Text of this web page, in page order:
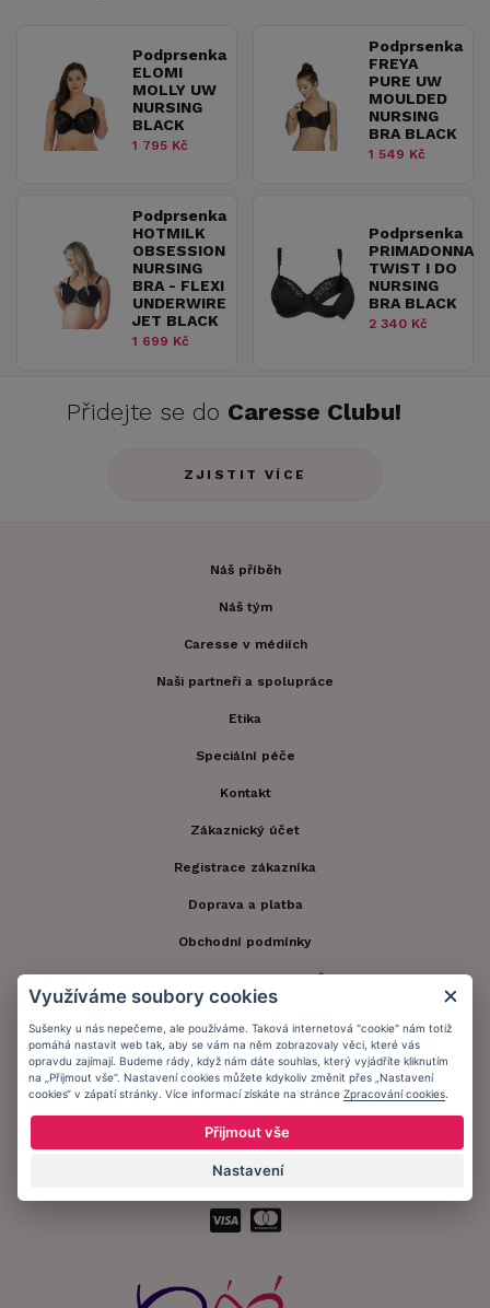
Podprsenka
ELOMI
MOLLY UW
NURSING
BLACK
1 795 Kč
Podprsenka
FREYA
PURE UW
MOULDED
NURSING
BRA BLACK
1 549 Kč
Podprsenka
HOTMILK
OBSESSION
NURSING
BRA - FLEXI
UNDERWIRE
JET BLACK
1 699 Kč
Podprsenka
PRIMADONNA
TWIST I DO
NURSING
BRA BLACK
2 340 Kč
Přidejte se do Caresse Clubu!
ZJISTIT VÍCE
Náš příběh
Náš tým
Caresse v médiích
Naši partneři a spolupráce
Etika
Speciální péče
Kontakt
Zákaznický účet
Registrace zákazníka
Doprava a platba
Obchodní podmínky
Ochrana osobních údajů
Zůstaňte s námi v kontaktu.
Přijímáme platby:
Využíváme soubory cookies
Sušenky u nás nepečeme, ale používáme. Taková internetová "cookie" nám totiž
pomáhá nastavit web tak, aby se vám na něm zobrazovaly věci, které vás
opravdu zajímají. Budeme rády, když nám dáte souhlas, který vyjádříte kliknutím
na „Přijmout vše“. Nastavení cookies můžete kdykoliv změnit přes „Nastavení
cookies“ v zápatí stránky. Více informací získáte na stránce Zpracování cookies
Přijmout vše
Nastavení